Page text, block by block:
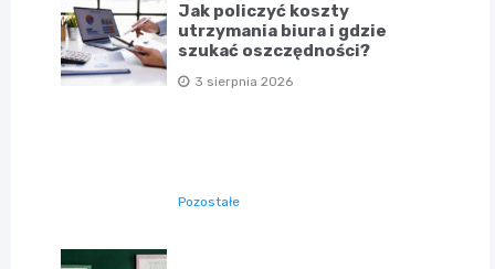
Jak policzyć koszty
utrzymania biura i gdzie
szukać oszczędności?
3 sierpnia 2026
Pozostałe